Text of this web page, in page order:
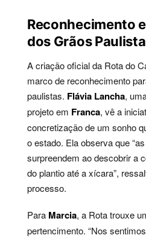
Reconhecimento
dos Grãos
A criação oficial da Rota do
marco de reconhecimento
paulistas. Flávia Lancha,
projeto em Franca, vê a
concretização de um sonho
o estado. Ela observa que
surpreendem ao descobrir a
do plantio até a xícara”,
processo.
Para Marcia, a Rota trouxe
pertencimento. “Nos